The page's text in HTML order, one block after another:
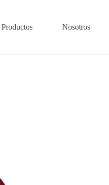
Productos Nosotros